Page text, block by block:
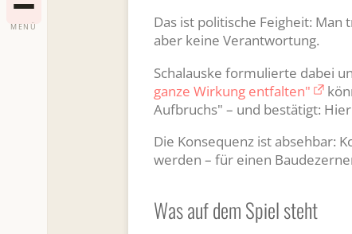
MENÜ
Das ist politische Feigheit:
aber keine Verantwortung.
Schalauske formulierte dabei
ganze Wirkung entfalten"
Aufbruchs" – und bestätigt:
Die Konsequenz ist absehbar:
werden – für einen
Was auf dem Spiel steht